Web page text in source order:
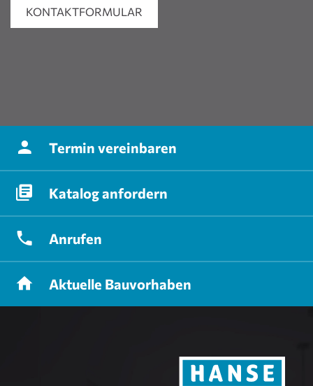
KONTAKTFORMULAR
Termin vereinbaren
Kataloganfordern
Anrufen
Aktuelle Bauvorhaben